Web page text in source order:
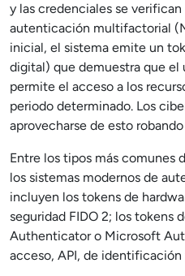
y las credenciales se
autenticación multifactorial
inicial, el sistema emite un
digital) que demuestra que el
permite el acceso a los
periodo determinado. Los
aprovecharse de esto
Entre los tipos más comunes
los sistemas modernos de
incluyen los tokens de
seguridad FIDO 2; los tokens
Authenticator o Microsoft
acceso, API, de